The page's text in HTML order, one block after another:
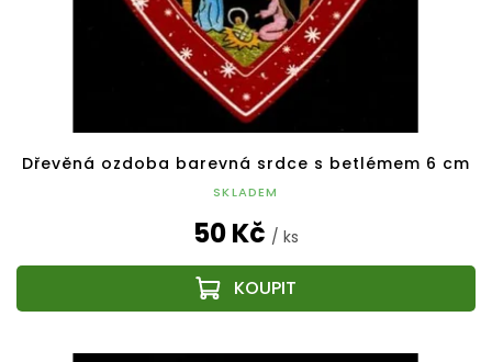
Dřevěná ozdoba barevná srdce s betlémem 6 cm
SKLADEM
50 Kč / ks